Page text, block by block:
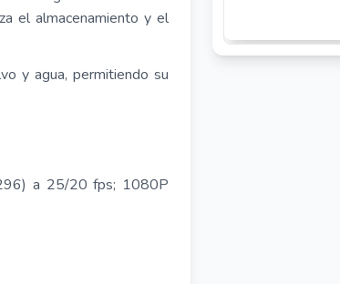
el almacenamiento y el
y agua, permitiendo su
a 25/20 fps; 1080P